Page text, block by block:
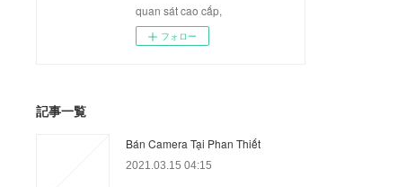
quan sát cao cấp,
フォロー
記事一覧
Bán Camera Tại Phan Thiết
2021.03.15 04:15